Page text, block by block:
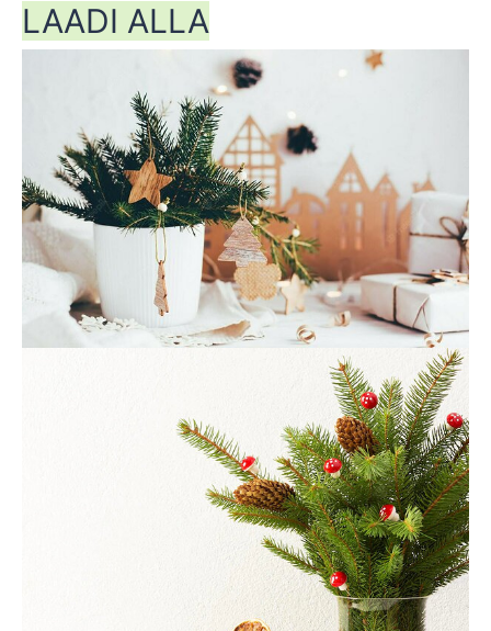
LAADI ALLA